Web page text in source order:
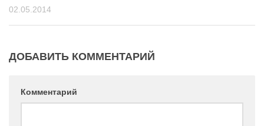
02.05.2014
ДОБАВИТЬ КОММЕНТАРИЙ
Комментарий